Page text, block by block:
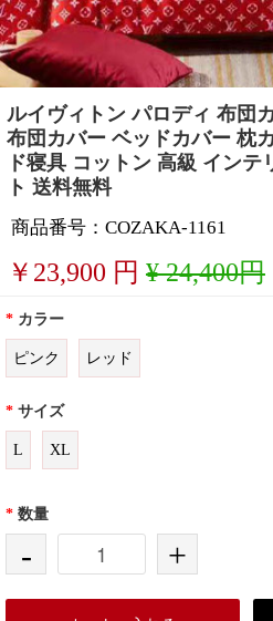
ルイヴィトン パロディ 布団
布団カバー ベッドカバー 枕
ド寝具 コットン 高級 イン
ト 送料無料
商品番号：COZAKA-1161
￥ 23,900 円 ¥ 24,400円
* カラー
ピンク レッド
* サイズ
L XL
* 数量
- +